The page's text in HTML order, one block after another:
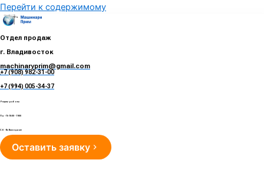
Перейти к содержимому
Отдел продаж
г. Владивосток
machinaryprim@gmail.com
+7 (908) 982-31-00
+7 (994) 005-34-37
Режим работы
Пн - Пт 10:00 - 19:00
Сб - Вс Выходные
Оставить заявку